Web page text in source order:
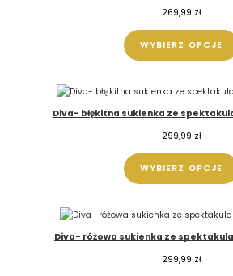
269,99 zł
WYBIERZ OPCJE
Diva- błękitna sukienka ze
299,99 zł
WYBIERZ OPCJE
Diva- różowa sukienka ze
299,99 zł